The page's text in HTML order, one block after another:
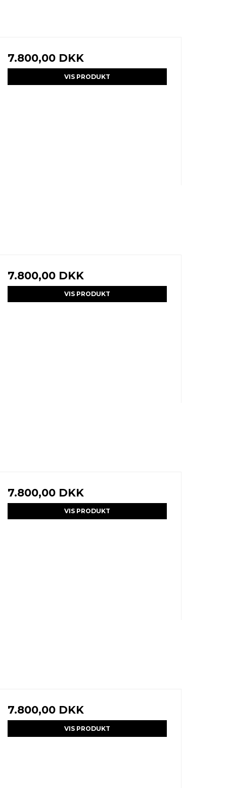
7.800,00 DKK
VIS PRODUKT
7.800,00 DKK
VIS PRODUKT
7.800,00 DKK
VIS PRODUKT
7.800,00 DKK
VIS PRODUKT